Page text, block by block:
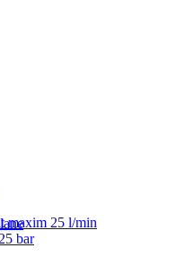
maxim 25 l/min
bar